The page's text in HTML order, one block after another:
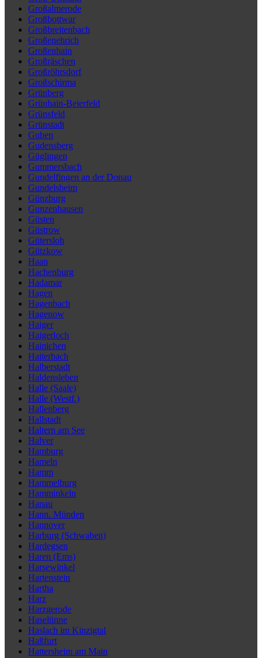
Großalmerode
Großbottwar
Großbreitenbach
Großenehrich
Großenhain
Großräschen
Großröhrsdorf
Großschirma
Grünberg
Grünhain-Beierfeld
Grünsfeld
Grünstadt
Guben
Gudensberg
Güglingen
Gummersbach
Gundelfingen an der Donau
Gundelsheim
Günzburg
Gunzenhausen
Güsten
Güstrow
Gütersloh
Gützkow
Haan
Hachenburg
Hadamar
Hagen
Hagenbach
Hagenow
Haiger
Haigerloch
Hainichen
Haiterbach
Halberstadt
Haldensleben
Halle (Saale)
Halle (Westf.)
Hallenberg
Hallstadt
Haltern am See
Halver
Hamburg
Hameln
Hamm
Hammelburg
Hamminkeln
Hanau
Hann. Münden
Hannover
Harburg (Schwaben)
Hardegsen
Haren (Ems)
Harsewinkel
Hartenstein
Hartha
Harz
Harzgerode
Haselünne
Haslach im Kinzigtal
Haßfurt
Hattersheim am Main